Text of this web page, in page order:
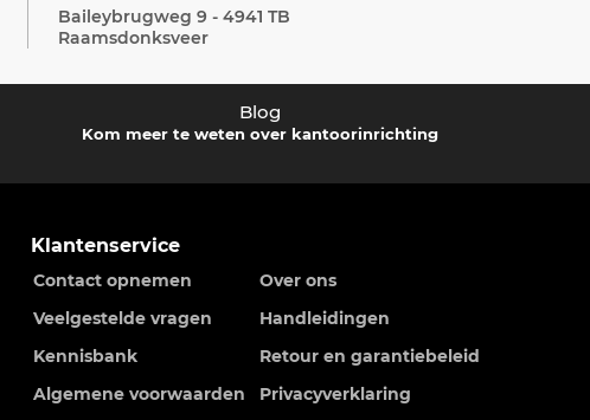
Baileybrugweg 9 - 4941 TB
Raamsdonksveer
Blog
Kom meer te weten over kantoorinrichting
Klantenservice
Contact opnemen
Over ons
Veelgestelde vragen
Handleidingen
Kennisbank
Retour en garantiebeleid
Algemene voorwaarden
Privacyverklaring